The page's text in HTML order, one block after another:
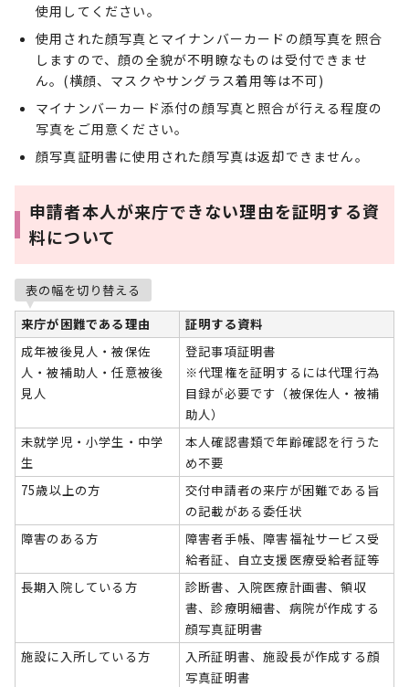
使用してください。
使用された顔写真とマイナンバーカードの顔写真を照合
しますので、顔の全貌が不明瞭なものは受付できませ
ん。(横顔、マスクやサングラス着用等は不可)
マイナンバーカード添付の顔写真と照合が行える程度の
写真をご用意ください。
顔写真証明書に使用された顔写真は返却できません。
申請者本人が来庁できない理由を証明する資
料について
表の幅を切り替える
来庁が困難である理由
証明する資料
成年被後見人・被保佐
人・被補助人・任意被後
見人
登記事項証明書
※代理権を証明するには代理行為
目録が必要です（被保佐人・被補
助人）
未就学児・小学生・中学
生
本人確認書類で年齢確認を行うた
め不要
75歳以上の方
交付申請者の来庁が困難である旨
の記載がある委任状
障害のある方
障害者手帳、障害福祉サービス受
給者証、自立支援医療受給者証等
長期入院している方
診断書、入院医療計画書、領収
書、診療明細書、病院が作成する
顔写真証明書
施設に入所している方
入所証明書、施設長が作成する顔
写真証明書